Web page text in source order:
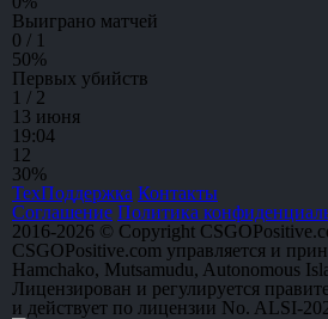
Выиграно матчей
0 / 1
50%
Первых убийств
1 / 2
13 июня
19:04
1 2
30%
ТехПоддержка Контакты
Соглашение Политика
2016-2026 © Copyright
CSGOPositive.com управляется и
Hamchako, Mutsamudu, Autonomous
Лицензирован и регулируется
и действует по лицензии No. ALSI-